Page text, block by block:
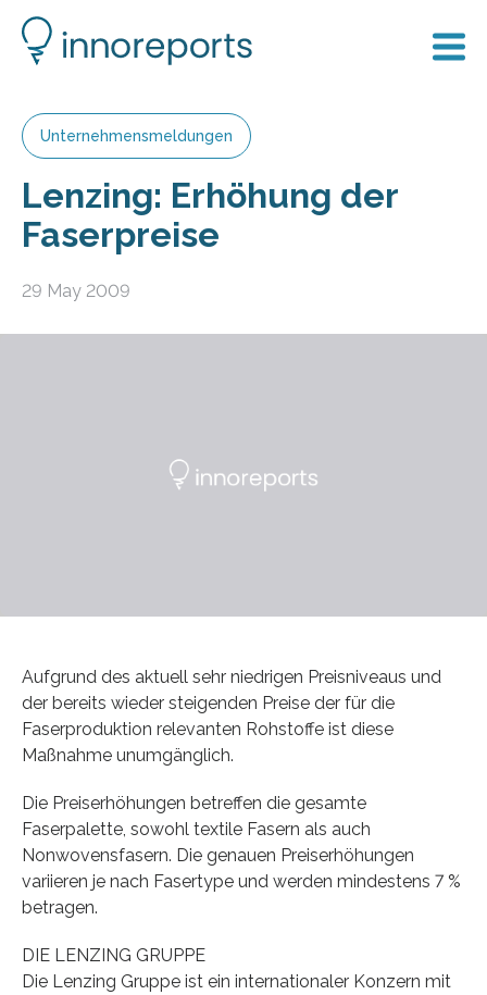
Unternehmensmeldungen
Lenzing: Erhöhung der
Faserpreise
29 May 2009
Aufgrund des aktuell sehr niedrigen Preisniveaus und
der bereits wieder steigenden Preise der für die
Faserproduktion relevanten Rohstoffe ist diese
Maßnahme unumgänglich.
Die Preiserhöhungen betreffen die gesamte
Faserpalette, sowohl textile Fasern als auch
Nonwovensfasern. Die genauen Preiserhöhungen
variieren je nach Fasertype und werden mindestens 7 %
betragen.
DIE LENZING GRUPPE
Die Lenzing Gruppe ist ein internationaler Konzern mit